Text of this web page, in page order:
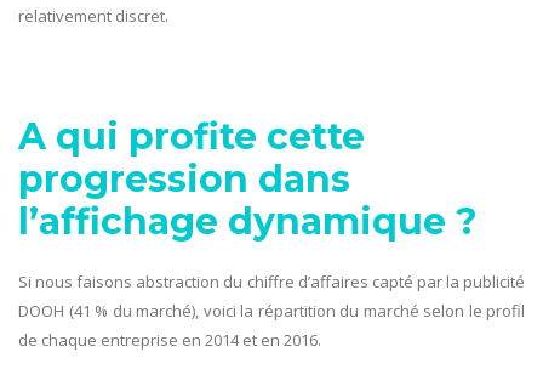
relativement discret.
A qui profite cette
progression dans
l’affichage dynamique ?
Si nous faisons abstraction du chiffre d’affaires capté par la publicité
DOOH (41 % du marché), voici la répartition du marché selon le profil
de chaque entreprise en 2014 et en 2016.